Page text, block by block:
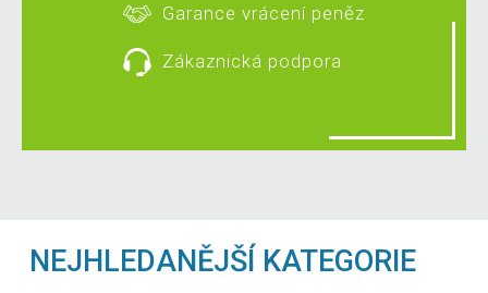
Garance vrácení peněz
Zákaznická podpora
NEJHLEDANĚJŠÍ KATEGORIE